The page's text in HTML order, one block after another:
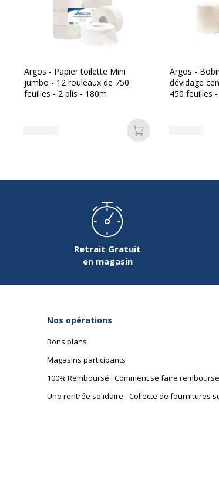
Écolabel européen
Diamètre
Longueur
Dimension
Argos - Papier toilette Mini
jumbo - 12 rouleaux de 750
feuilles - 2 plis - 180m
Ajouter au panier
Argos -
dévidage
450 feuilles
Retrait Gratuit
en magasin
Nos opérations
Bons plans
Magasins participants
100% Remboursé : Comment se faire
Une rentrée solidaire - Collecte de fournitures